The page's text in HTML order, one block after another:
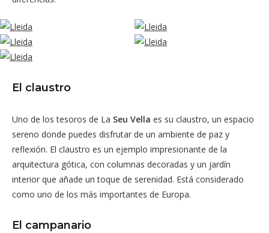
El claustro
Uno de los tesoros de La Seu Vella es su claustro, un espacio
sereno donde puedes disfrutar de un ambiente de paz y
reflexión. El claustro es un ejemplo impresionante de la
arquitectura gótica, con columnas decoradas y un jardín
interior que añade un toque de serenidad. Está considerado
como uno de los más importantes de Europa.
El campanario